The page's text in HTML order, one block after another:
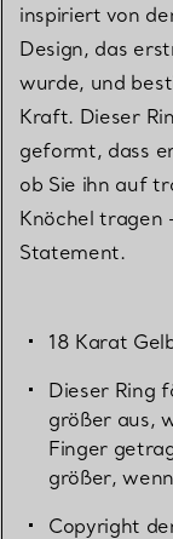
inspiriert von
Design, das
wurde, und
Kraft. Dieser
geformt, dass
ob Sie ihn auf
Knöchel tragen
Statement.
18 Karat
Dieser Ring
größer aus,
Finger
größer,
Copyright